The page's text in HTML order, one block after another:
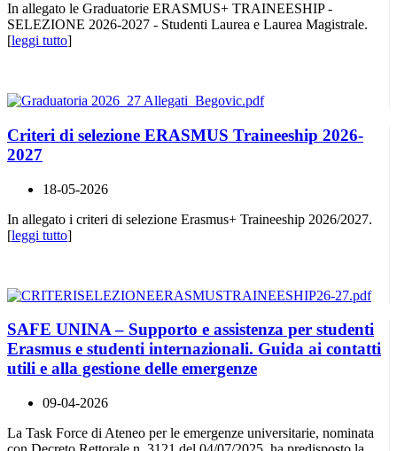
In allegato le Graduatorie ERASMUS+ TRAINEESHIP -
SELEZIONE 2026-2027 - Studenti Laurea e Laurea Magistrale.
[leggi tutto]
Criteri di selezione ERASMUS Traineeship 2026-
2027
18-05-2026
In allegato i criteri di selezione Erasmus+ Traineeship 2026/2027.
[leggi tutto]
SAFE UNINA – Supporto e assistenza per studenti
Erasmus e studenti internazionali. Guida ai contatti
utili e alla gestione delle emergenze
09-04-2026
La Task Force di Ateneo per le emergenze universitarie, nominata